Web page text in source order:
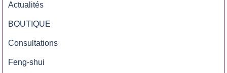
Actualités
BOUTIQUE
Consultations
Feng-shui